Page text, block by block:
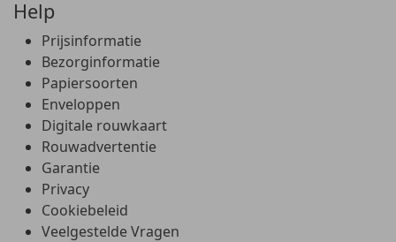
Help
Prijsinformatie
Bezorginformatie
Papiersoorten
Enveloppen
Digitale rouwkaart
Rouwadvertentie
Garantie
Privacy
Cookiebeleid
Veelgestelde Vragen